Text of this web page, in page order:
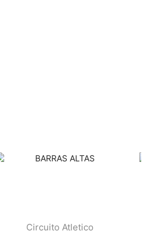
Circuito Atletico